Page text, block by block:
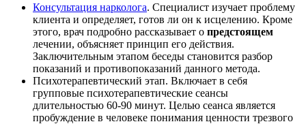
Консультация нарколога. Специалист изучает проблему
клиента и определяет, готов ли он к исцелению. Кроме
этого, врач подробно рассказывает о предстоящем
лечении, объясняет принцип его действия.
Заключительным этапом беседы становится разбор
показаний и противопоказаний данного метода.
Психотерапевтический этап. Включает в себя
групповые психотерапевтические сеансы
длительностью 60-90 минут. Целью сеанса является
пробуждение в человеке понимания ценности трезвого